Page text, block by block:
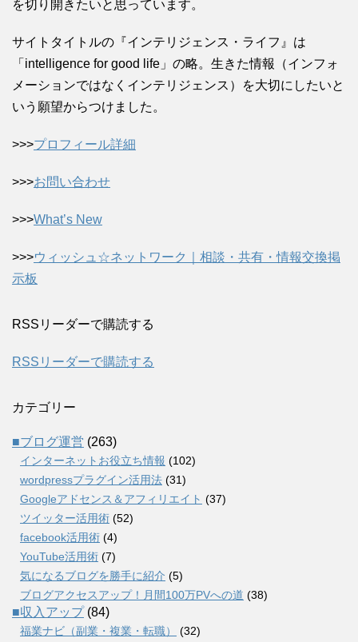
を切り開きたいと思っています。
サイトタイトルの『インテリジェンス・ライフ』は
「intelligence for good life」の略。生きた情報（インフォ
メーションではなくインテリジェンス）を大切にしたいと
いう願望からつけました。
>>>プロフィール詳細
>>>お問い合わせ
>>>What’s New
>>>ウィッシュ☆ネットワーク｜相談・共有・情報交換掲
示板
RSSリーダーで購読する
RSSリーダーで購読する
カテゴリー
■ブログ運営 (263)
インターネットお役立ち情報 (102)
wordpressプラグイン活用法 (31)
Googleアドセンス＆アフィリエイト (37)
ツイッター活用術 (52)
facebook活用術 (4)
YouTube活用術 (7)
気になるブログを勝手に紹介 (5)
ブログアクセスアップ！月間100万PVへの道 (38)
■収入アップ(84)
福業ナビ（副業・複業・転職）
(32)